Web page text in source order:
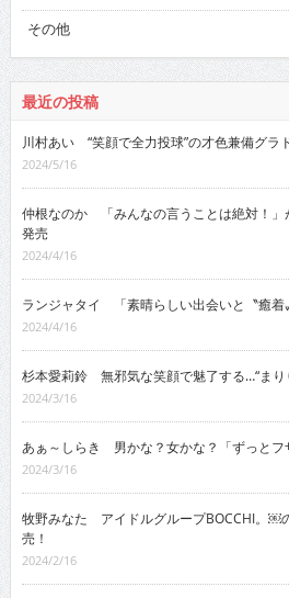
その他
最近の投稿
川村あい “笑顔で全力投球”の才色兼備グラ
2024/5/16
仲根なのか 「みんなの言うことは絶対！」
発売
2024/4/16
ランジャタイ 「素晴らしい出会いと〝癒着
2024/4/16
杉本愛莉鈴 無邪気な笑顔で魅了する…“まり
2024/3/16
あぁ～しらき 男かな？女かな？「ずっとフ
2024/3/16
牧野みなた アイドルグループBOCCHI。￼
売！
2024/2/16